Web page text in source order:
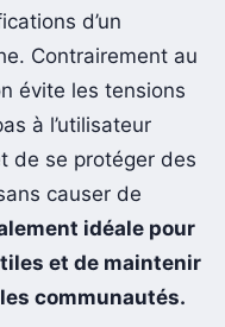
d’un
Contrairement au
évite les tensions
à l’utilisateur
de se protéger des
causer de
idéale pour
et de maintenir
communautés.